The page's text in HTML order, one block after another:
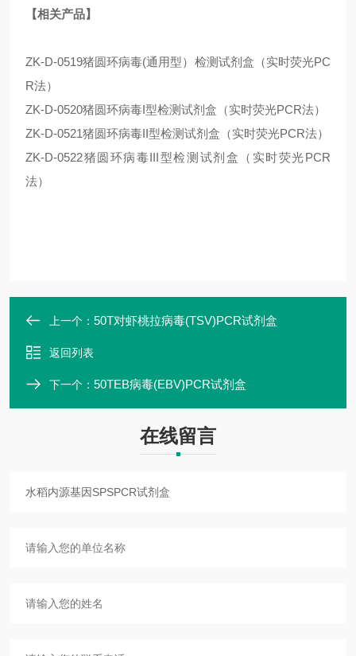
【相关产品】
ZK-D-0519猪圆环病毒(通用型）检测试剂盒（实时荧光PC
R法）
ZK-D-0520猪圆环病毒I型检测试剂盒（实时荧光PCR法）
ZK-D-0521猪圆环病毒II型检测试剂盒（实时荧光PCR法）
ZK-D-0522猪圆环病毒III型检测试剂盒（实时荧光PCR
法）
上一个： 50T对虾桃拉病毒(TSV)PCR试剂盒
返回列表
下一个： 50TEB病毒(EBV)PCR试剂盒
在线留言